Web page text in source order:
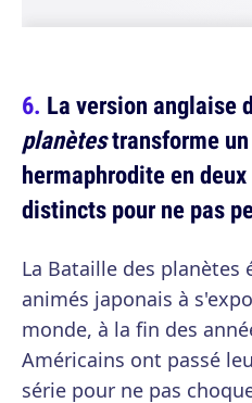
La version anglaise
planètestransforme
hermaphrodite en
distincts pour ne pas
La Bataille des
animés japonais à
monde, à la fin des
Américains ont passé
série pour ne pas